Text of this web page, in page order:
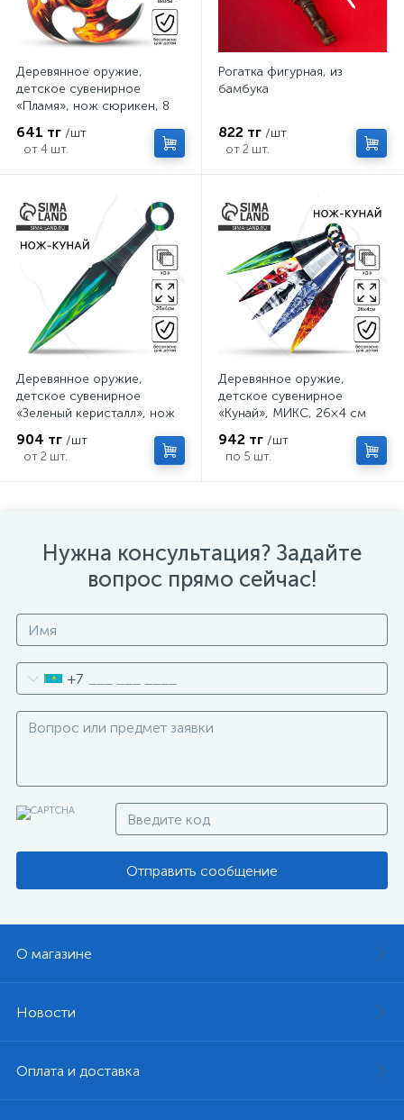
Деревянное оружие,
детское сувенирное
«Пламя», нож сюрикен, 8
641 тг /шт
от 4 шт.
Рогатка фигурная, из
бамбука
822 тг /шт
от 2 шт.
Деревянное оружие,
детское сувенирное
«Зеленый керисталл», нож
904 тг /шт
от 2 шт.
Деревянное оружие,
детское сувенирное
«Кунай», МИКС, 26×4 см
942 тг /шт
по 5 шт.
Нужна консультация? Задайте
вопрос прямо сейчас!
+7
Отправить сообщение
О магазине
Новости
Оплата и доставка